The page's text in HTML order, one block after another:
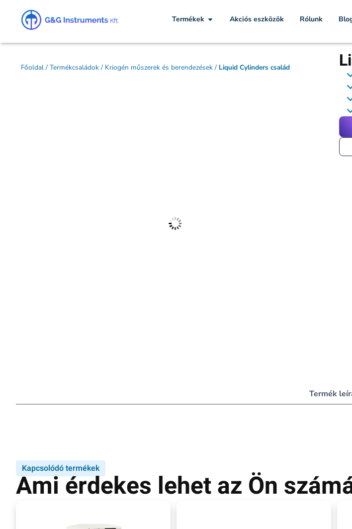
Termékek Akciós eszközök Rólunk
Főoldal/ Termékcsaládok/ Kriogén műszerek és berendezések/ Liquid Cylinders család
Termék
Kapcsolódó termékek
Ami érdekes lehet az Ön